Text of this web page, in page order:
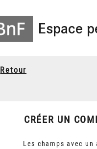
Espace
Retour
CRÉER UN
Les champs avec